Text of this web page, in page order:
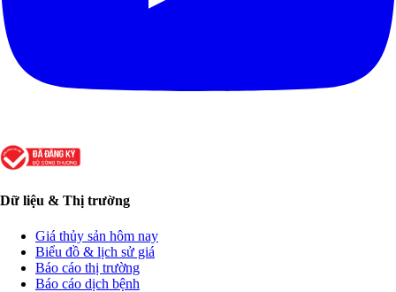
Dữ liệu & Thị trường
Giá thủy sản hôm nay
Biểu đồ & lịch sử giá
Báo cáo thị trường
Báo cáo dịch bệnh